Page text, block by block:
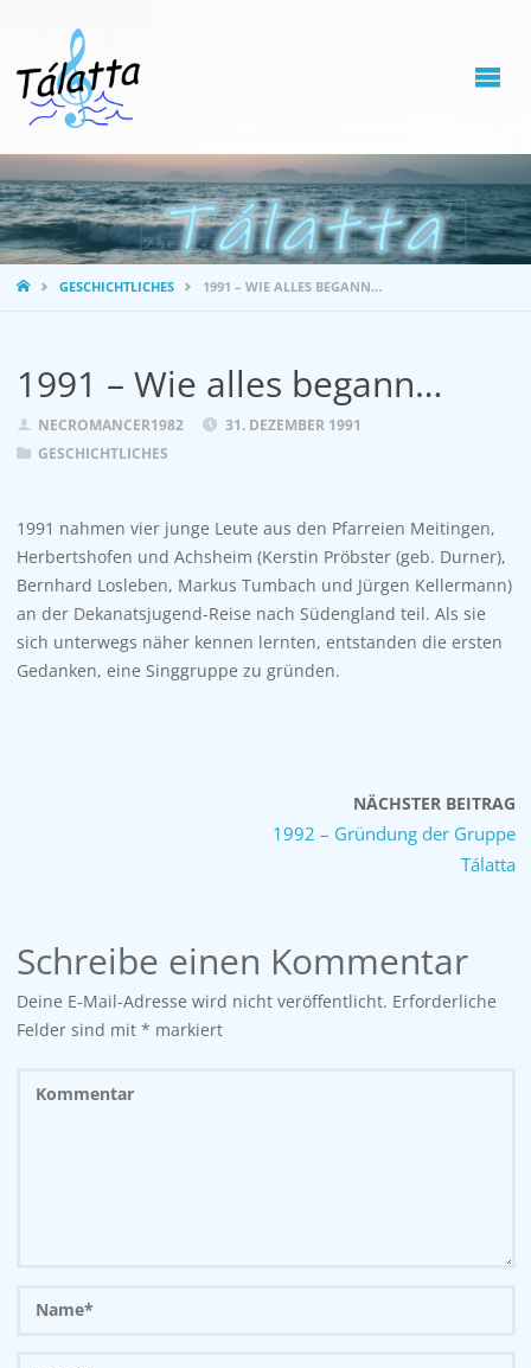
STARTSEITE
GESCHICHTLICHES 1991 – WIE ALLES BEGANN…
1991 – Wie alles begann…
NECROMANCER1982
31. DEZEMBER 1991
GESCHICHTLICHES
1991 nahmen vier junge Leute aus den Pfarreien Meitingen,
Herbertshofen und Achsheim (Kerstin Pröbster (geb. Durner),
Bernhard Losleben, Markus Tumbach und Jürgen Kellermann)
an der Dekanatsjugend-Reise nach Südengland teil. Als sie
sich unterwegs näher kennen lernten, entstanden die ersten
Gedanken, eine Singgruppe zu gründen.
NÄCHSTER BEITRAG
1992 – Gründung der Gruppe
Tálatta
Schreibe einen Kommentar
Deine E-Mail-Adresse wird nicht veröffentlicht. Erforderliche
Felder sind mit * markiert